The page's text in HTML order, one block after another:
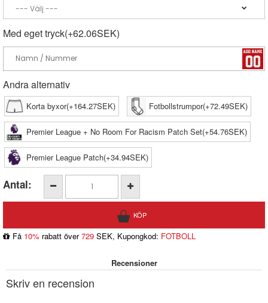
Med eget tryck(+62.06SEK)
Andra alternativ
Korta byxor(+164.27SEK) Fotbollstrumpor(+72.49SEK)
Premier League + No Room For Racism Patch Set(+54.76SEK)
Premier League Patch(+34.94SEK)
Antal:
Få 10% rabatt över729 SEK, Kupongkod: FOTBOLL
Recensioner
Skriv en recension